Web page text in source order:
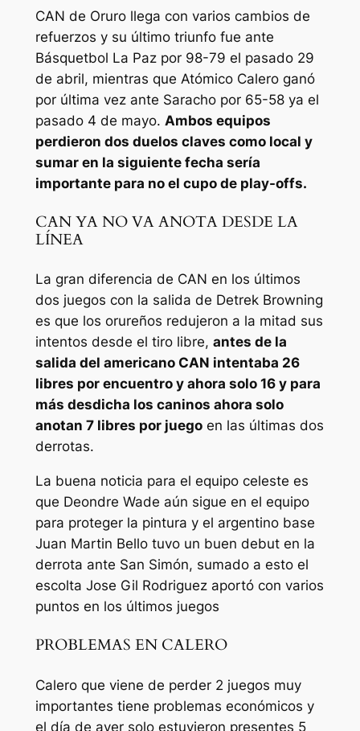
CAN de Oruro llega con varios cambios de
refuerzos y su último triunfo fue ante
Básquetbol La Paz por 98-79 el pasado 29
de abril, mientras que Atómico Calero ganó
por última vez ante Saracho por 65-58 ya el
pasado 4 de mayo. Ambos equipos
perdieron dos duelos claves como local y
sumar en la siguiente fecha sería
importante para no el cupo de play-offs.
CAN YA NO VA ANOTA DESDE LA
LÍNEA
La gran diferencia de CAN en los últimos
dos juegos con la salida de Detrek Browning
es que los orureños redujeron a la mitad sus
intentos desde el tiro libre, antes de la
salida del americano CAN intentaba 26
libres por encuentro y ahora solo 16 y para
más desdicha los caninos ahora solo
anotan 7 libres por juegoen las últimas dos
derrotas.
La buena noticia para el equipo celeste es
que Deondre Wade aún sigue en el equipo
para proteger la pintura y el argentino base
Juan Martin Bello tuvo un buen debut en la
derrota ante San Simón, sumado a esto el
escolta Jose Gil Rodriguez aportó con varios
puntos en los últimos juegos
PROBLEMAS EN CALERO
Calero que viene de perder 2 juegos muy
importantes tiene problemas económicos y
el día de ayer solo estuvieron presentes 5